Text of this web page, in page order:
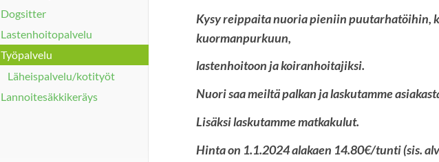
Dogsitter
Lastenhoitopalvelu
Työpalvelu
Läheispalvelu/kotityöt
Lannoitesäkkikeräys
Kysy reippaita nuoria pieniin puutarhatöihin,
kuormanpurkuun,
lastenhoitoon ja koiranhoitajiksi.
Nuori saa meiltä palkan ja laskutamme
Lisäksi laskutamme matkakulut.
Hinta on 1.1.2024 alakaen 14.80€/tunti (sis.